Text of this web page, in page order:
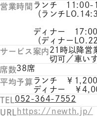
営業時間 ランチ 11:00-
（ランチ
ディナー
（ディナー
サービス案内21時以降営
切可／車い
席数38席
平均予算ランチ ￥1,200
ディナー ￥
TEL 052-364-7552
URL
https://newth.jp/